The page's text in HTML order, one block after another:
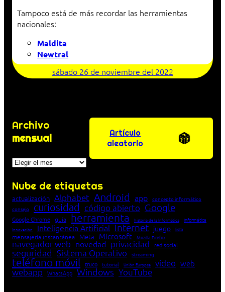
Tampoco está de más recordar las herramientas
nacionales:
Maldita
Newtral
sábado 26 de noviembre del 2022
Archivo
mensual
Archivos
Artículo
aleatorio
Nube de etiquetas
actualización Alphabet Android app concepto informático
consejo
curiosidad código abierto Google
Google Chrome guía herramienta historia de la Informática Informática
innovación Inteligencia Artificial Internet juego lista
mensajería instantánea Meta Microsoft Mozilla Firefox
navegador web novedad privacidad red social
seguridad Sistema Operativo streaming
teléfono móvil truco tutorial Unión Europea vídeo web
webapp WhatsApp Windows YouTube